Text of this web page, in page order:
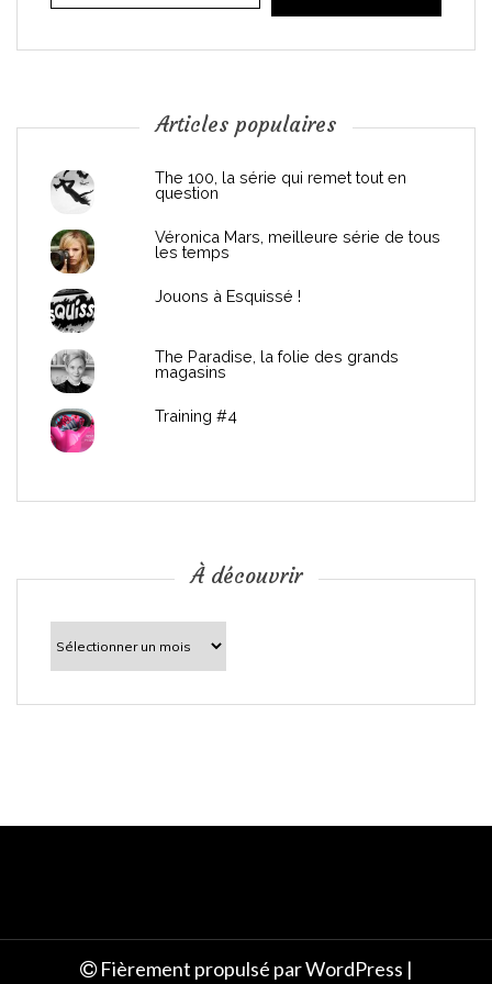
n
c
Articles populaires
The 100, la série qui remet tout en
question
Véronica Mars, meilleure série de tous
les temps
Jouons à Esquissé !
The Paradise, la folie des grands
magasins
Training #4
À découvrir
découvrir
Fièrement propulsé par WordPress |